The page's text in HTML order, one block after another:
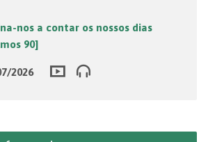
nos a contar os nossos dias
90]
2026